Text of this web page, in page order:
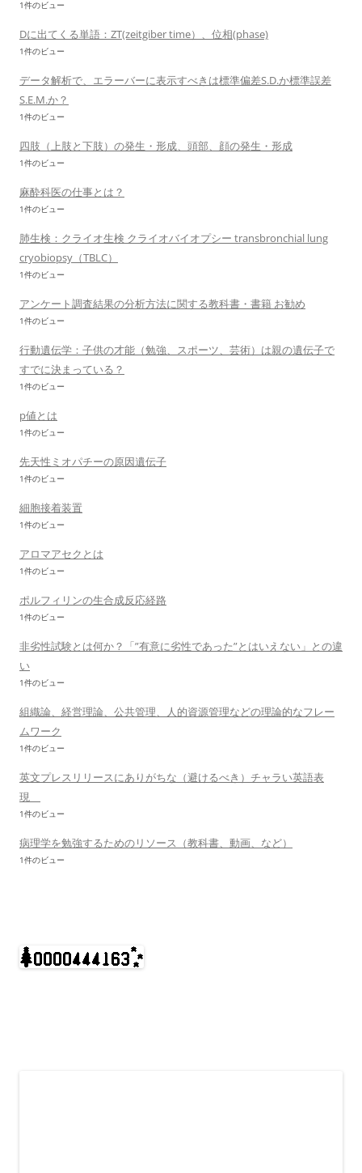
1件のビュー
Dに出てくる単語：ZT(zeitgiber time）、位相(phase)
1件のビュー
データ解析で、エラーバーに表示すべきは標準偏差S.D.か標準誤差
S.E.M.か？
1件のビュー
四肢（上肢と下肢）の発生・形成、頭部、顔の発生・形成
1件のビュー
麻酔科医の仕事とは？
1件のビュー
肺生検：クライオ生検 クライオバイオプシー transbronchial lung
cryobiopsy（TBLC）
1件のビュー
アンケート調査結果の分析方法に関する教科書・書籍 お勧め
1件のビュー
行動遺伝学：子供の才能（勉強、スポーツ、芸術）は親の遺伝子で
すでに決まっている？
1件のビュー
p値とは
1件のビュー
先天性ミオパチーの原因遺伝子
1件のビュー
細胞接着装置
1件のビュー
アロマアセクとは
1件のビュー
ポルフィリンの生合成反応経路
1件のビュー
非劣性試験とは何か？「”有意に劣性であった”とはいえない」との違
い
1件のビュー
組織論、経営理論、公共管理、人的資源管理などの理論的なフレー
ムワーク
1件のビュー
英文プレスリリースにありがちな（避けるべき）チャラい英語表
現
1件のビュー
病理学を勉強するためのリソース（教科書、動画、など）
1件のビュー